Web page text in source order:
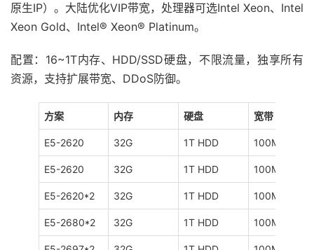
原生IP）。大陆优化VIP带宽，处理器可选Intel Xeon、Intel
Xeon Gold、Intel® Xeon® Platinum。
配置：16~1T内存、HDD/SSD硬盘，不限流量，独享所有
资源，支持扩展带宽、DDoS防御。
方案 内存 硬盘 宽带
E5-2620 32G 1T HDD 100M
E5-2620 32G 1T HDD 100M
E5-2620*2 32G 1T HDD 100M
E5-2680*2 32G 1T HDD 100M